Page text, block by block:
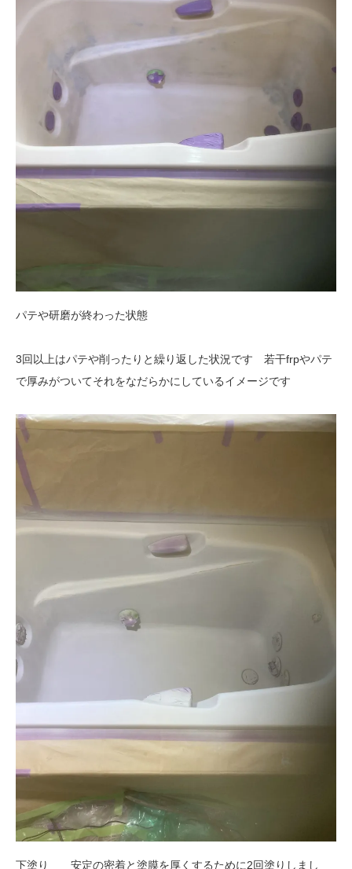
パテや研磨が終わった状態
3回以上はパテや削ったりと繰り返した状況です 若干frpやパテ
で厚みがついてそれをなだらかにしているイメージです
下塗り 安定の密着と塗膜を厚くするために2回塗りしまし